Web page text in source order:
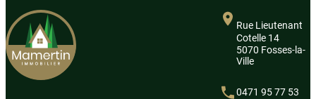
Rue Lieutenant
Cotelle 14
5070 Fosses-la-
Ville
0471 95 77 53